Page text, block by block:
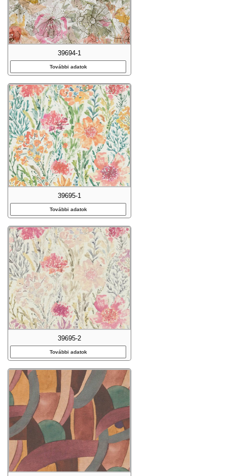
39694-1
További adatok
39695-1
További adatok
39695-2
További adatok